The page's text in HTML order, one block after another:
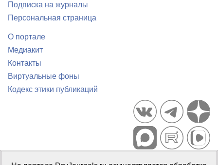
Подписка на журналы
Персональная страница
О портале
Медиакит
Контакты
Виртуальные фоны
Кодекс этики публикаций
Портал психологических изданий PsyJournals.ru, 2007–2026